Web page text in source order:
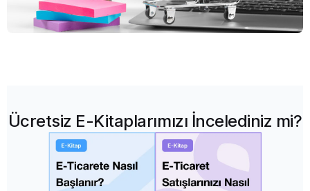
Ücretsiz E-Kitaplarımızı İncelediniz mi?